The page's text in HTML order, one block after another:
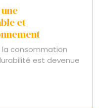
et
la consommation
est devenue